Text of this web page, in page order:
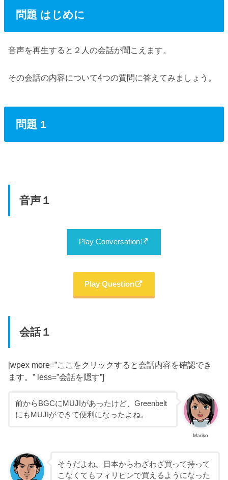
問題 はじめに
音声を再生すると２人の会話が聞こえます。
その会話の内容について4つの質問に答えてみましょう。
問題 1
音声１
Play Conversation
Play Question
会話１
[wpex more=”ここをクリックすると会話内容を確認でき
ます。” less=”会話を隠す”]
Mariko
前からBGCにMUJIがあったけど、Greenbelt
にもMUJIができて便利になったよね。
そうだよね。日本からわざわざ買って持って
こなくてもフィリピンで買えるようになった